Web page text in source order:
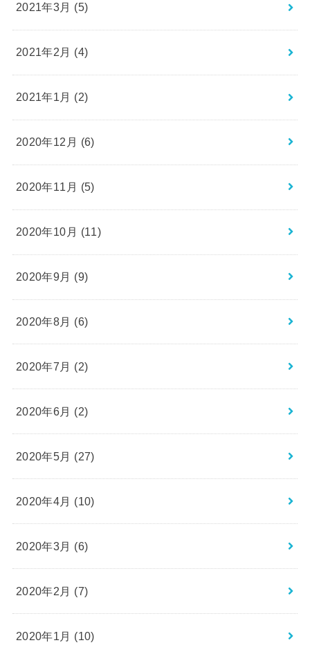
2021年3月 (5)
2021年2月 (4)
2021年1月 (2)
2020年12月 (6)
2020年11月 (5)
2020年10月 (11)
2020年9月 (9)
2020年8月 (6)
2020年7月 (2)
2020年6月 (2)
2020年5月 (27)
2020年4月 (10)
2020年3月 (6)
2020年2月 (7)
2020年1月 (10)